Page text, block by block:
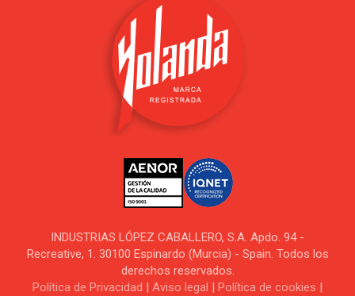
INDUSTRIAS LÓPEZ CABALLERO, S.A. Apdo. 94 -
Recreative, 1. 30100 Espinardo (Murcia) - Spain. Todos los
derechos reservados.
Política de Privacidad | Aviso legal | Política de cookies |